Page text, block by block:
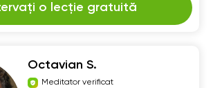
o lecție gratuită
Octavian S.
Meditator verificat